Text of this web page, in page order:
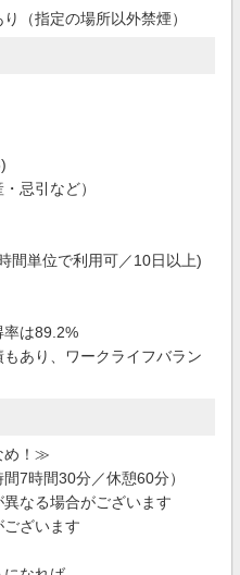
（指定の場所以外禁煙）
忌引など）
間単位で利用可／10日以上)
は89.2%
あり、ワークライフバラン
め！≫
7時間30分／休憩60分）
なる場合がございます
ざいます